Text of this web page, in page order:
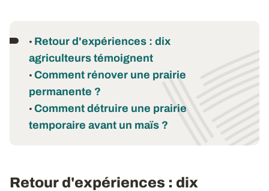
• Retour d'expériences : dix
agriculteurs témoignent
• Comment rénover une prairie
permanente ?
• Comment détruire une prairie
temporaire avant un maïs ?
Retour d'expériences : dix